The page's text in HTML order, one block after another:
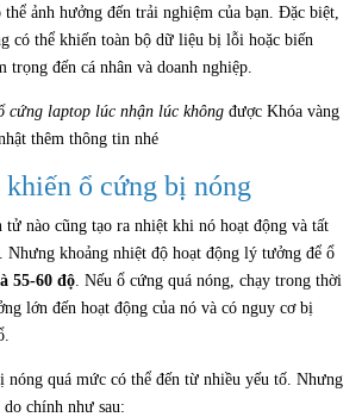
ảnh hưởng đến trải nghiệm của bạn. Đặc biệt,
có thể khiến toàn bộ dữ liệu bị lỗi hoặc biến
trọng đến cá nhân và doanh nghiệp.
cứng laptop lúc nhận lúc không được Khóa vàng
thêm thông tin nhé
ổ cứng bị nóng
tử nào cũng tạo ra nhiệt khi nó hoạt động và tất
Nhưng khoảng nhiệt độ hoạt động lý tưởng để ổ
55-60 độ . Nếu ổ cứng quá nóng, chạy trong thời
lớn đến hoạt động của nó và có nguy cơ bị
nóng quá mức có thể đến từ nhiều yếu tố. Nhưng
chính như sau: